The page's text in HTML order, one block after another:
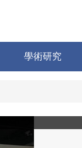
學術研究